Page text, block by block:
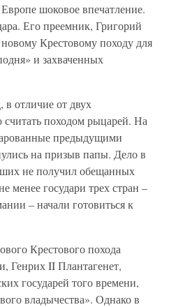
шоковое впечатление.
Его преемник, Григорий
Крестовому походу для
и захваченных
отличие от двух
походом рыцарей. На
предыдущими
на призыв папы. Дело в
не получил обещанных
менее государи трех стран –
– начали готовиться к
Крестового похода
Генрих II Плантагенет,
государей того времени,
владычества». Однако в